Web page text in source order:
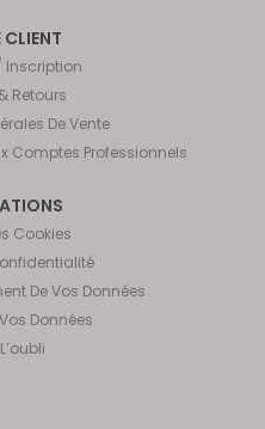
CLIENT
Inscription
Retours
De Vente
Comptes Professionnels
Cookies
De Vos Données
Données